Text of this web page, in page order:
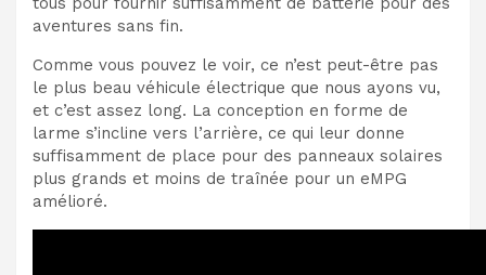
aventures sans fin.
Comme vous pouvez le voir, ce n’est peut-être pas
le plus beau véhicule électrique que nous ayons vu,
et c’est assez long. La conception en forme de
larme s’incline vers l’arrière, ce qui leur donne
suffisamment de place pour des panneaux solaires
plus grands et moins de traînée pour un eMPG
amélioré.